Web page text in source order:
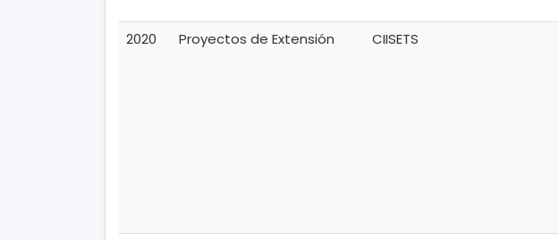
2020
Proyectos de Extensión CIISETS